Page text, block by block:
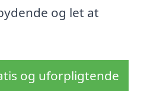
og let at
og uforpligtende